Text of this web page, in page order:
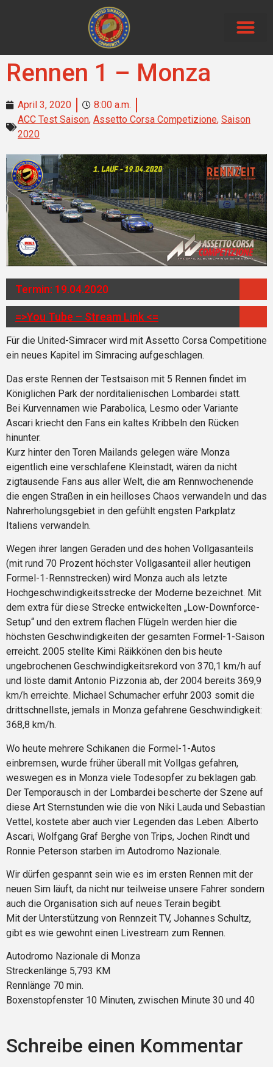
Rennen 1 – Monza
April 3, 2020
8:00 a.m.
ACC Test Saison, Assetto Corsa Competizione, Saison
2020
Termin: 19.04.2020
=>You Tube – Stream Link <=
Für die United-Simracer wird mit Assetto Corsa Competitione
ein neues Kapitel im Simracing aufgeschlagen.
Das erste Rennen der Testsaison mit 5 Rennen findet im
Königlichen Park der norditalienischen Lombardei statt.
Bei Kurvennamen wie Parabolica, Lesmo oder Variante
Ascari kriecht den Fans ein kaltes Kribbeln den Rücken
hinunter.
Kurz hinter den Toren Mailands gelegen wäre Monza
eigentlich eine verschlafene Kleinstadt, wären da nicht
zigtausende Fans aus aller Welt, die am Rennwochenende
die engen Straßen in ein heilloses Chaos verwandeln und das
Nahrerholungsgebiet in den gefühlt engsten Parkplatz
Italiens verwandeln.
Wegen ihrer langen Geraden und des hohen Vollgasanteils
(mit rund 70 Prozent höchster Vollgasanteil aller heutigen
Formel-1-Rennstrecken) wird Monza auch als letzte
Hochgeschwindigkeitsstrecke der Moderne bezeichnet. Mit
dem extra für diese Strecke entwickelten „Low-Downforce-
Setup“ und den extrem flachen Flügeln werden hier die
höchsten Geschwindigkeiten der gesamten Formel-1-Saison
erreicht. 2005 stellte Kimi Räikkönen den bis heute
ungebrochenen Geschwindigkeitsrekord von 370,1 km/h auf
und löste damit Antonio Pizzonia ab, der 2004 bereits 369,9
km/h erreichte. Michael Schumacher erfuhr 2003 somit die
drittschnellste, jemals in Monza gefahrene Geschwindigkeit:
368,8 km/h.
Wo heute mehrere Schikanen die Formel-1-Autos
einbremsen, wurde früher überall mit Vollgas gefahren,
weswegen es in Monza viele Todesopfer zu beklagen gab.
Der Temporausch in der Lombardei bescherte der Szene auf
diese Art Sternstunden wie die von Niki Lauda und Sebastian
Vettel, kostete aber auch vier Legenden das Leben: Alberto
Ascari, Wolfgang Graf Berghe von Trips, Jochen Rindt und
Ronnie Peterson starben im Autodromo Nazionale.
Wir dürfen gespannt sein wie es im ersten Rennen mit der
neuen Sim läuft, da nicht nur teilweise unsere Fahrer sondern
auch die Organisation sich auf neues Terain begibt.
Mit der Unterstützung von Rennzeit TV, Johannes Schultz,
gibt es wie gewohnt einen Livestream zum Rennen.
Autodromo Nazionale di Monza
Streckenlänge 5,793 KM
Rennlänge 70 min.
Boxenstopfenster 10 Minuten, zwischen Minute 30 und 40
Schreibe einen Kommentar